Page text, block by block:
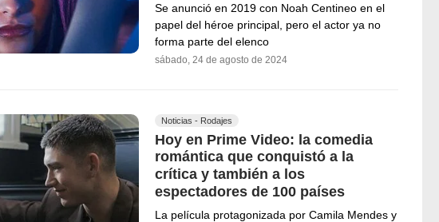
Se anunció en 2019 con Noah Centineo en el
papel del héroe principal, pero el actor ya no
forma parte del elenco
sábado, 24 de agosto de 2024
Noticias - Rodajes
Hoy en Prime Video: la comedia
romántica que conquistó a la
crítica y también a los
espectadores de 100 países
La película protagonizada por Camila Mendes y